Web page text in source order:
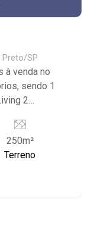
Preto/SP
à venda no
sendo 1
2
-
vagas,
portaria
Ilha
250m²
Terreno